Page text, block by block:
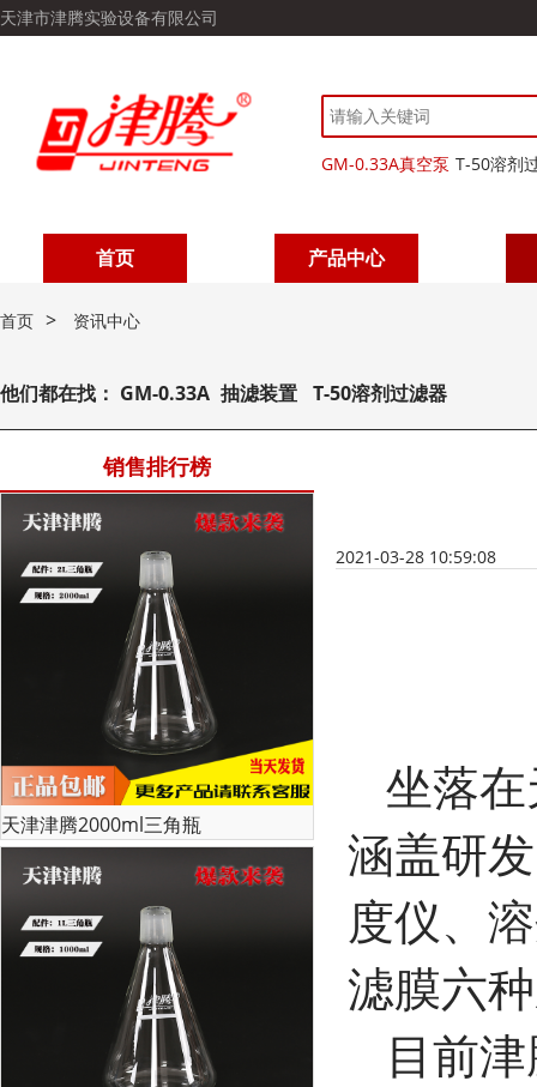
天津市津腾实验设备有限公司
GM-0.33A真空泵 T-50溶剂
首页 产品中心
首页 > 资讯中心
他们都在找： GM-0.33A 抽滤装置 T-50溶剂过滤器
销售排行榜
天津津腾2000ml三角瓶
2021-03-28 10:59:08
坐落
涵盖研
度仪、
滤膜六
目前